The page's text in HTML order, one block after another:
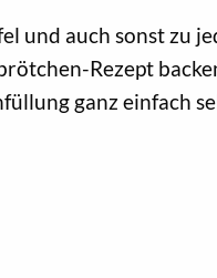
und auch sonst zu
Rezept
ganz einfach